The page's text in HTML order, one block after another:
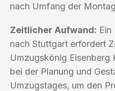
nach Umfang der
Zeitlicher Aufwand: Ein
nach Stuttgart erfordert
Umzugskönig Eisenberg
bei der Planung und
Umzugstages, um den